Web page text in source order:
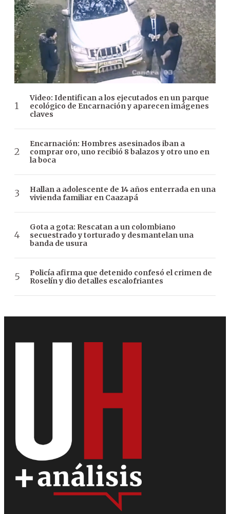
Video: Identifican a los ejecutados en un parque
ecológico de Encarnación y aparecen imágenes
claves
Encarnación: Hombres asesinados iban a
comprar oro, uno recibió 8 balazos y otro uno en
la boca
Hallan a adolescente de 14 años enterrada en una
vivienda familiar en Caazapá
Gota a gota: Rescatan a un colombiano
secuestrado y torturado y desmantelan una
banda de usura
Policía afirma que detenido confesó el crimen de
Roselín y dio detalles escalofriantes